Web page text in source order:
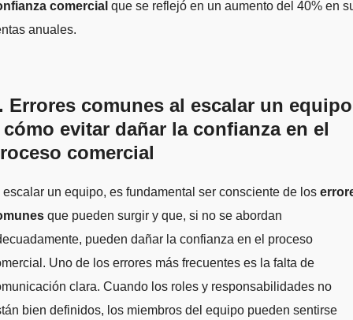
comercial que se reflejó en un aumento del 40% en
anuales.
Errores comunes al escalar un equipo
cómo evitar dañar la confianza en el
comercial
escalar un equipo, es fundamental ser consciente de los
que pueden surgir y que, si no se abordan
pueden dañar la confianza en el proceso
Uno de los errores más frecuentes es la falta de
clara. Cuando los roles y responsabilidades no
bien definidos, los miembros del equipo pueden sentirse